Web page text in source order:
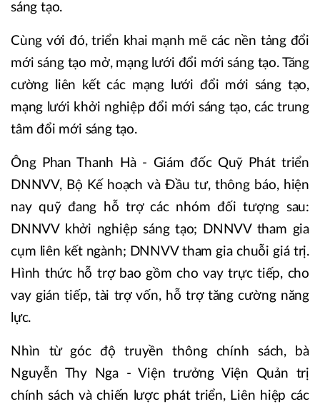
sáng tạo.
Cùng với đó, triển khai mạnh mẽ các nền tảng đổi
mới sáng tạo mở, mạng lưới đổi mới sáng tạo. Tăng
cường liên kết các mạng lưới đổi mới sáng tạo,
mạng lưới khởi nghiệp đổi mới sáng tạo, các trung
tâm đổi mới sáng tạo.
Ông Phan Thanh Hà - Giám đốc Quỹ Phát triển
DNNVV, Bộ Kế hoạch và Đầu tư, thông báo, hiện
nay quỹ đang hỗ trợ các nhóm đối tượng sau:
DNNVV khởi nghiệp sáng tạo; DNNVV tham gia
cụm liên kết ngành; DNNVV tham gia chuỗi giá trị.
Hình thức hỗ trợ bao gồm cho vay trực tiếp, cho
vay gián tiếp, tài trợ vốn, hỗ trợ tăng cường năng
lực.
Nhìn từ góc độ truyền thông chính sách, bà
Nguyễn Thy Nga - Viện trưởng Viện Quản trị
chính sách và chiến lược phát triển, Liên hiệp các